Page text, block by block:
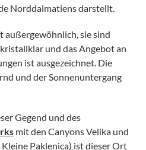
Norddalmatiens darstellt.
außergewöhnlich, sie sind
und das Angebot an
ist ausgezeichnet. Die
und der Sonnenuntergang
Gegend und des
mit den Canyons Velika und
Paklenica) ist dieser Ort